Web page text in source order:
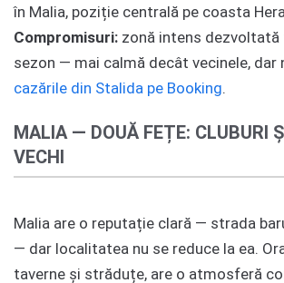
în Malia, poziție centrală pe coasta
Compromisuri: zonă intens
sezon — mai calmă decât vecinele, dar
cazările din Stalida pe Booking.
MALIA — DOUĂ FEȚE: CLUBURI
VECHI
Malia are o reputație clară — strada
— dar localitatea nu se reduce la ea.
taverne și străduțe, are o atmosferă